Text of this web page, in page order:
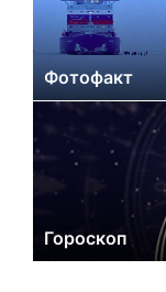
Фотофакт
Гороскоп